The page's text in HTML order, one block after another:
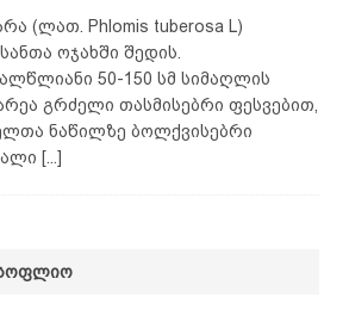
(ლათ. Phlomis tuberosa L)
ოჯახში შედის.
50-150 სმ სიმაღლის
გრძელი თასმისებრი ფესვებით,
ნაწილზე ბოლქვისებრი
[...]